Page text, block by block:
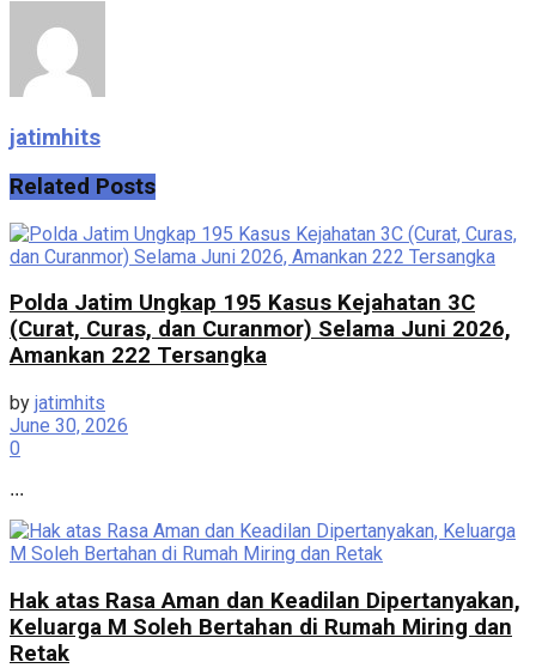
jatimhits
Related Posts
Polda Jatim Ungkap 195 Kasus Kejahatan 3C
(Curat, Curas, dan Curanmor) Selama Juni 2026,
Amankan 222 Tersangka
by jatimhits
June 30, 2026
0
...
Hak atas Rasa Aman dan Keadilan Dipertanyakan,
Keluarga M Soleh Bertahan di Rumah Miring dan
Retak